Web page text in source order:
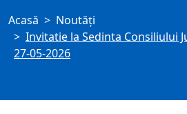
Acasă
Noutăți
Invitatie la Sedinta Consiliului
27-05-2026